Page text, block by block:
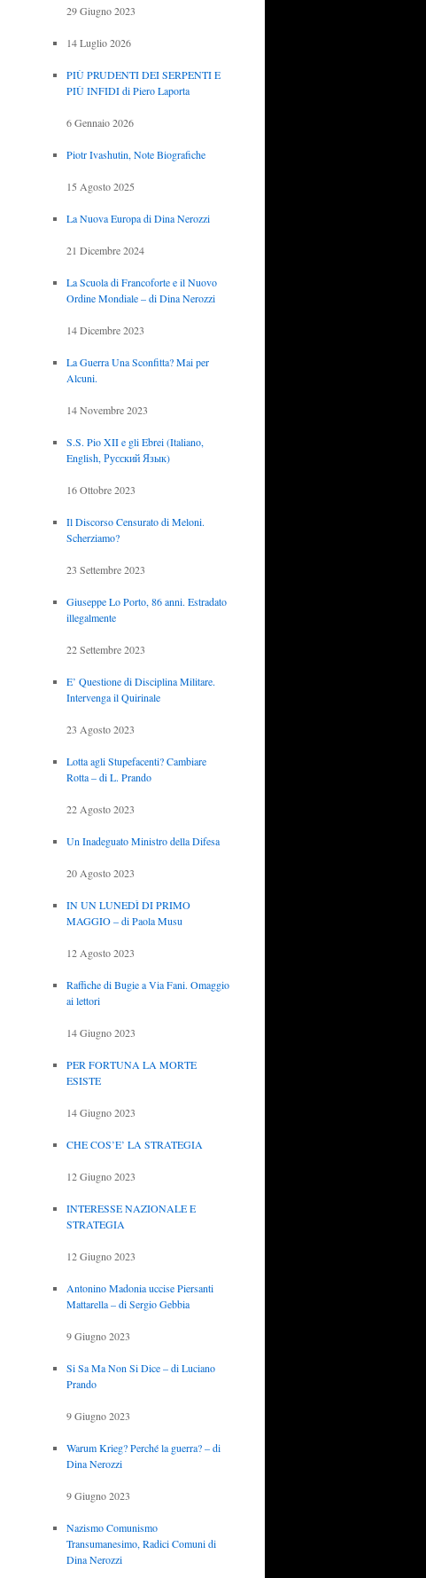
29 Giugno 2023
14 Luglio 2026
PIÙ PRUDENTI DEI SERPENTI E
PIÙ INFIDI di Piero Laporta
6 Gennaio 2026
Piotr Ivashutin, Note Biografiche
15 Agosto 2025
La Nuova Europa di Dina Nerozzi
21 Dicembre 2024
La Scuola di Francoforte e il Nuovo
Ordine Mondiale – di Dina Nerozzi
14 Dicembre 2023
La Guerra Una Sconfitta? Mai per
Alcuni.
14 Novembre 2023
S.S. Pio XII e gli Ebrei (Italiano,
English, Русский Язык)
16 Ottobre 2023
Il Discorso Censurato di Meloni.
Scherziamo?
23 Settembre 2023
Giuseppe Lo Porto, 86 anni. Estradato
illegalmente
22 Settembre 2023
E’ Questione di Disciplina Militare.
Intervenga il Quirinale
23 Agosto 2023
Lotta agli Stupefacenti? Cambiare
Rotta – di L. Prando
22 Agosto 2023
Un Inadeguato Ministro della Difesa
20 Agosto 2023
IN UN LUNEDÌ DI PRIMO
MAGGIO – di Paola Musu
12 Agosto 2023
Raffiche di Bugie a Via Fani. Omaggio
ai lettori
14 Giugno 2023
PER FORTUNA LA MORTE
ESISTE
14 Giugno 2023
CHE COS’E’ LA STRATEGIA
12 Giugno 2023
INTERESSE NAZIONALE E
STRATEGIA
12 Giugno 2023
Antonino Madonia uccise Piersanti
Mattarella – di Sergio Gebbia
9 Giugno 2023
Si Sa Ma Non Si Dice – di Luciano
Prando
9 Giugno 2023
Warum Krieg? Perché la guerra? – di
Dina Nerozzi
9 Giugno 2023
Nazismo Comunismo
Transumanesimo, Radici Comuni di
Dina Nerozzi